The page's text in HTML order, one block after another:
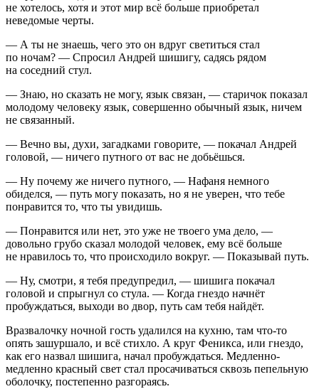
не хотелось, хотя и этот мир всё больше приобретал
неведомые черты.
— А ты не знаешь, чего это он вдруг светиться стал
по ночам? — Спросил Андрей шишигу, садясь рядом
на соседний стул.
— Знаю, но сказать не могу, язык связан, — старичок показал
молодому человеку язык, совершенно обычный язык, ничем
не связанный.
— Вечно вы, духи, загадками говорите, — покачал Андрей
головой, — ничего путного от вас не добьёшься.
— Ну почему же ничего путного, — Нафаня немного
обиделся, — путь могу показать, но я не уверен, что тебе
понравится то, что ты увидишь.
— Понравится или нет, это уже не твоего ума дело, —
довольно грубо сказал молодой человек, ему всё больше
не нравилось то, что происходило вокруг. — Показывай путь.
— Ну, смотри, я тебя предупредил, — шишига покачал
головой и спрыгнул со стула. — Когда гнездо начнёт
пробуждаться, выходи во двор, путь сам тебя найдёт.
Вразвалочку ночной гость удалился на кухню, там что-то
опять зашуршало, и всё стихло. А круг Феникса, или гнездо,
как его назвал шишига, начал пробуждаться. Медленно-
медленно красный свет стал просачиваться сквозь пепельную
оболочку, постепенно разгораясь.